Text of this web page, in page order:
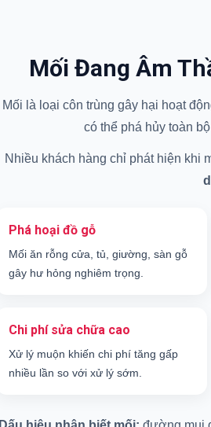
Mối Đang Âm
Mối là loại côn trùng gây hại hoạt
có thể phá hủy toàn bộ
Nhiều khách hàng chỉ phát hiện khi
Phá hoại đồ gỗ
Mối ăn rỗng cửa, tủ, giường, sàn gỗ
gây hư hỏng nghiêm trọng.
Chi phí sửa chữa cao
Xử lý muộn khiến chi phí tăng gấp
nhiều lần so với xử lý sớm.